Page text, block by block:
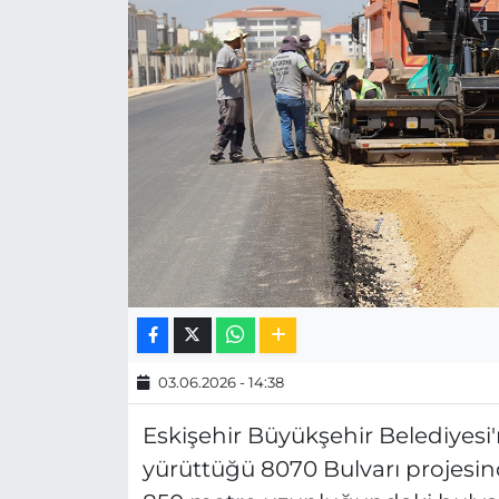
03.06.2026 - 14:38
Eskişehir Büyükşehir
yürüttüğü 8070 Bulvarı
MAGAZİN
ESKİŞEHİRSPOR